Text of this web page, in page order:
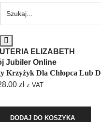
ELIZABETH
Jubiler Online
Krzyżyk Dla Chłopca Lub
zł z VAT
DODAJ DO KOSZYKA